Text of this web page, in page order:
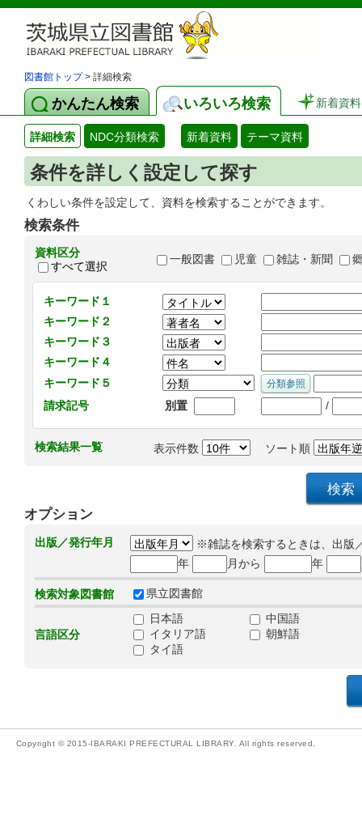
図書館トップ> 詳細検索
かんたん検索 いろいろ検索 新着資料
詳細検索 NDC分類検索 新着資料 テーマ資料
条件を詳しく設定して探す
くわしい条件を設定して、資料を検索することができます。
検索条件
資料区分
すべて選択
一般図書 児童 雑誌・新聞
キーワード１
キーワード２
キーワード３
キーワード４
キーワード５
請求記号
別置 /
検索結果一覧 表示件数 ソート順
オプション
出版／発行年月
※雑誌を検索するときは、出版
年
月から 年
検索対象図書館 県立図書館
言語区分
日本語
中国語
イタリア語
朝鮮語
タイ語
Copyright © 2015-IBARAKI PREFECTURAL LIBRARY. All rights reserved.